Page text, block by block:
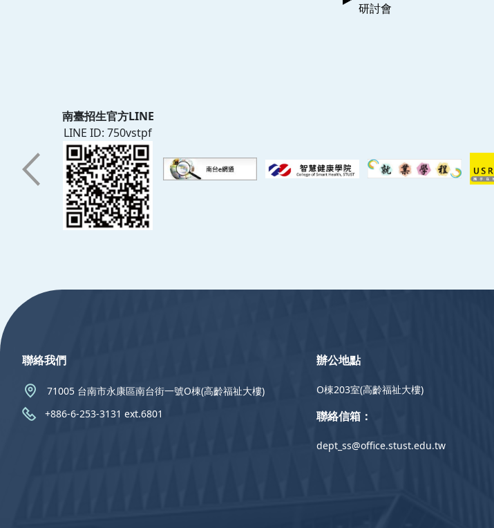
研討會
南臺招生官方LINE
LINE ID: 750vstpf
聯絡我們
71005 台南市永康區南台街一號O棟(高齡福祉大樓)
+886-6-253-3131 ext.6801
辦公地點
O棟203室(高齡福祉大樓)
聯絡信箱：
dept_ss@office.stust.edu.tw